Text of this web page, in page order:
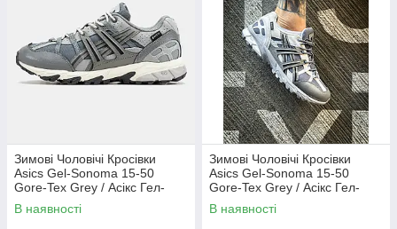
Зимові Чоловічі Кросівки
Asics Gel-Sonoma 15-50
Gore-Tex Grey / Асікс Гел-
Сонома 15-50 Гор Текс Сірі
В наявності
Зимові Чоловічі Кросівки
Asics Gel-Sonoma 15-50
Gore-Tex Grey / Асікс Гел-
Сонома 15-50 Гор Текс Сірі
В наявності